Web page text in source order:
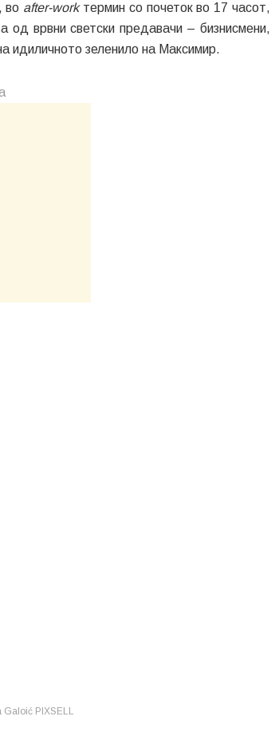
во after-workтермин со почеток во 17 часот,
врвни светски предавачи – бизнисмени,
идиличното зеленило на Максимир.
Galoić PIXSELL